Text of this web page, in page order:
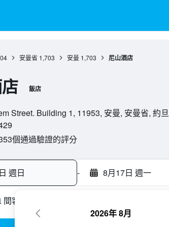
安曼省 1,703 安曼 1,703 尼山酒店
飯店
Street. Building 1, 11953, 安曼, 安曼省, 約旦
個通過驗證的評分
週日 - 8月17日 週一
客房
2026年 8月